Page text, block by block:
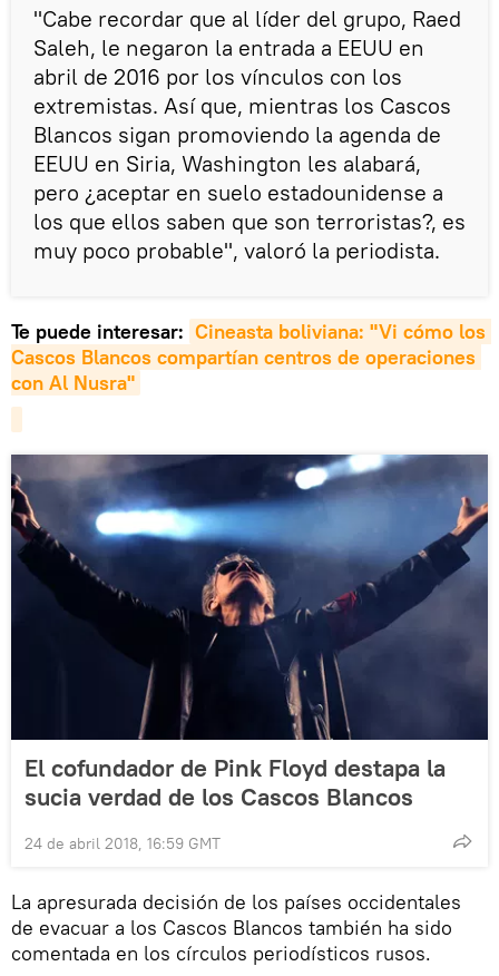
"Cabe recordar que al líder del grupo, Raed
Saleh, le negaron la entrada a EEUU en
abril de 2016 por los vínculos con los
extremistas. Así que, mientras los Cascos
Blancos sigan promoviendo la agenda de
EEUU en Siria, Washington les alabará,
pero ¿aceptar en suelo estadounidense a
los que ellos saben que son terroristas?, es
muy poco probable", valoró la periodista.
Te puede interesar: Cineasta boliviana: "Vi cómo los
Cascos Blancos compartían centros de operaciones
con Al Nusra"
El cofundador de Pink Floyd destapa la
sucia verdad de los Cascos Blancos
24 de abril 2018, 16:59 GMT
La apresurada decisión de los países occidentales
de evacuar a los Cascos Blancos también ha sido
comentada en los círculos periodísticos rusos.